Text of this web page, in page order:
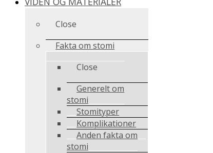
Close
Fakta om stomi
Close
Generelt om
stomi
Stomityper
Komplikationer
Anden fakta om
stomi